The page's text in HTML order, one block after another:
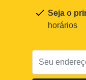
Seja o
horários